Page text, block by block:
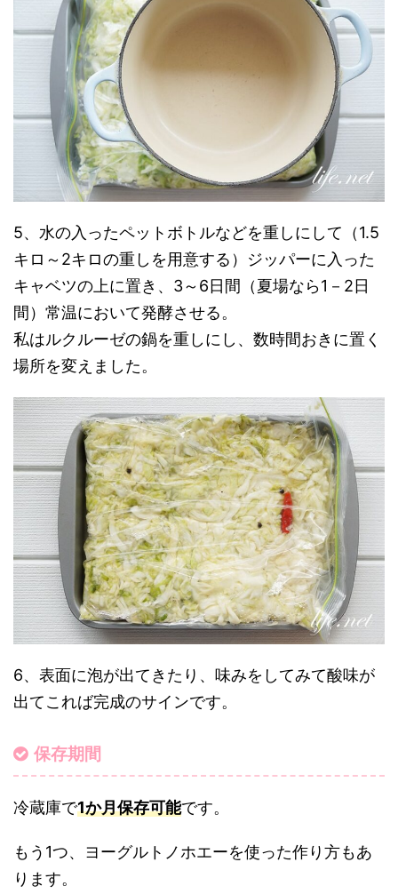
5、水の入ったペットボトルなどを重しにして（1.5
キロ～2キロの重しを用意する）ジッパーに入った
キャベツの上に置き、3～6日間（夏場なら1－2日
間）常温において発酵させる。
私はルクルーゼの鍋を重しにし、数時間おきに置く
場所を変えました。
6、表面に泡が出てきたり、味みをしてみて酸味が
出てこれば完成のサインです。
保存期間
冷蔵庫で1か月保存可能です。
もう1つ、ヨーグルトノホエーを使った作り方もあ
ります。